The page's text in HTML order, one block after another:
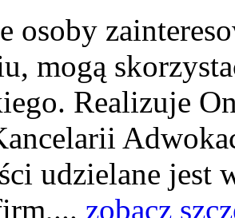
osoby
mogą
Realizuje
udzielane jest
zobacz